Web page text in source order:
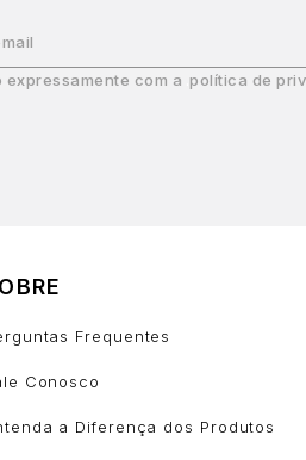
expressamente com a política de
Frequentes
Conosco
a Diferença dos Produtos